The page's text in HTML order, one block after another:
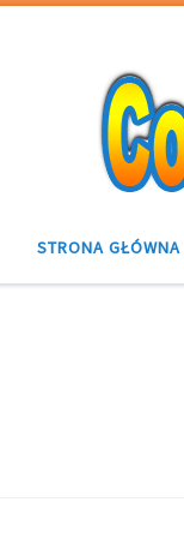
STRONA GŁÓWNA